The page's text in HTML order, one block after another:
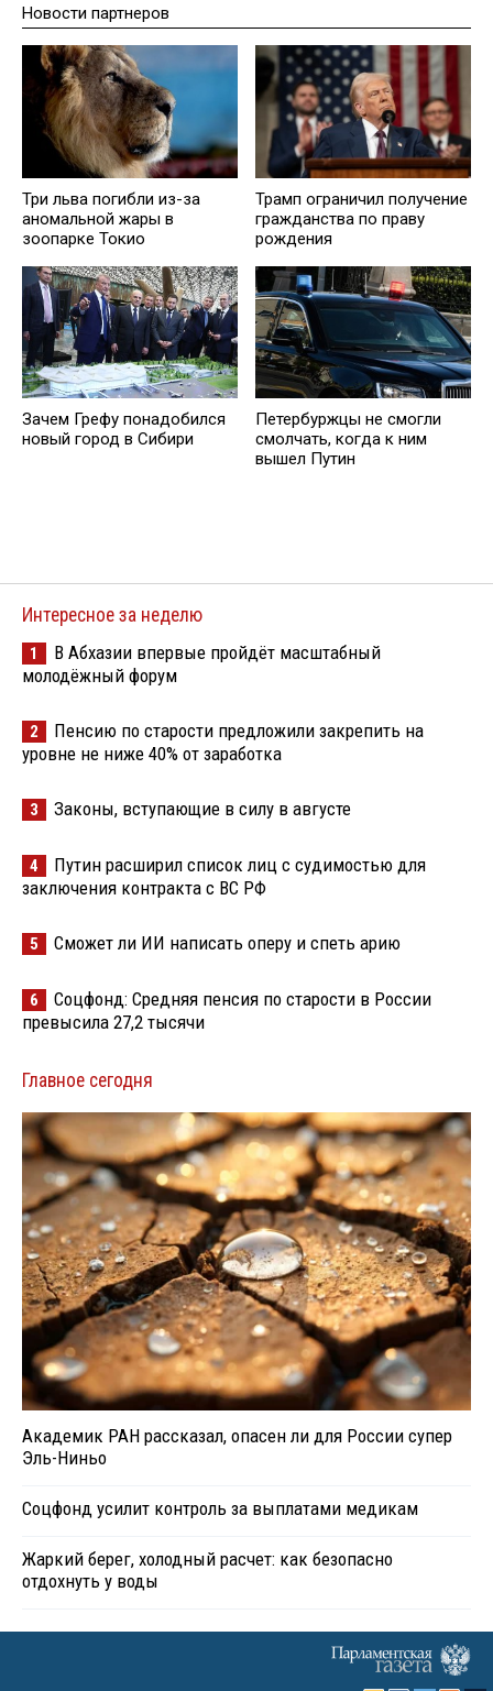
Новости партнеров
Три льва погибли из-за
аномальной жары в
зоопарке Токио
Трамп ограничил получение
гражданства по праву
рождения
Зачем Грефу понадобился
новый город в Сибири
Петербуржцы не смогли
смолчать, когда к ним
вышел Путин
Интересное за неделю
1
В Абхазии впервые пройдёт масштабный
молодёжный форум
2
Пенсию по старости предложили закрепить на
уровне не ниже 40% от заработка
3 Законы, вступающие в силу в августе
4
Путин расширил список лиц с судимостью для
заключения контракта с ВС РФ
5 Сможет ли ИИ написать оперу и спеть арию
6
Соцфонд: Средняя пенсия по старости в России
превысила 27,2 тысячи
Главное сегодня
Академик РАН рассказал, опасен ли для России супер
Эль-Ниньо
Соцфонд усилит контроль за выплатами медикам
Жаркий берег, холодный расчет: как безопасно
отдохнуть у воды